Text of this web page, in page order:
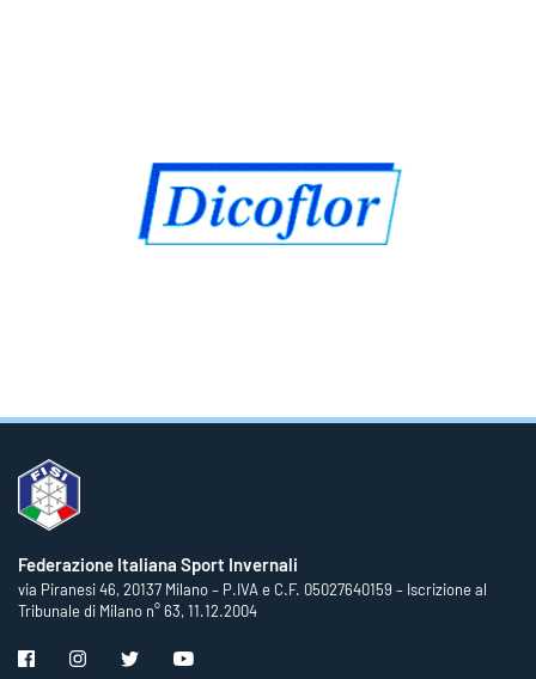
Federazione Italiana Sport Invernali
via Piranesi 46, 20137 Milano – P.IVA e C.F. 05027640159 – Iscrizione al
Tribunale di Milano n° 63, 11.12.2004